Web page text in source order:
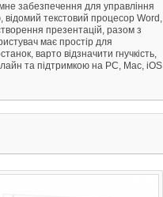
забезпечення для управління
текстовий процесор Word,
презентацій, разом з
має простір для
варто відзначити гнучкість,
та підтримкою на PC, Mac, iOS